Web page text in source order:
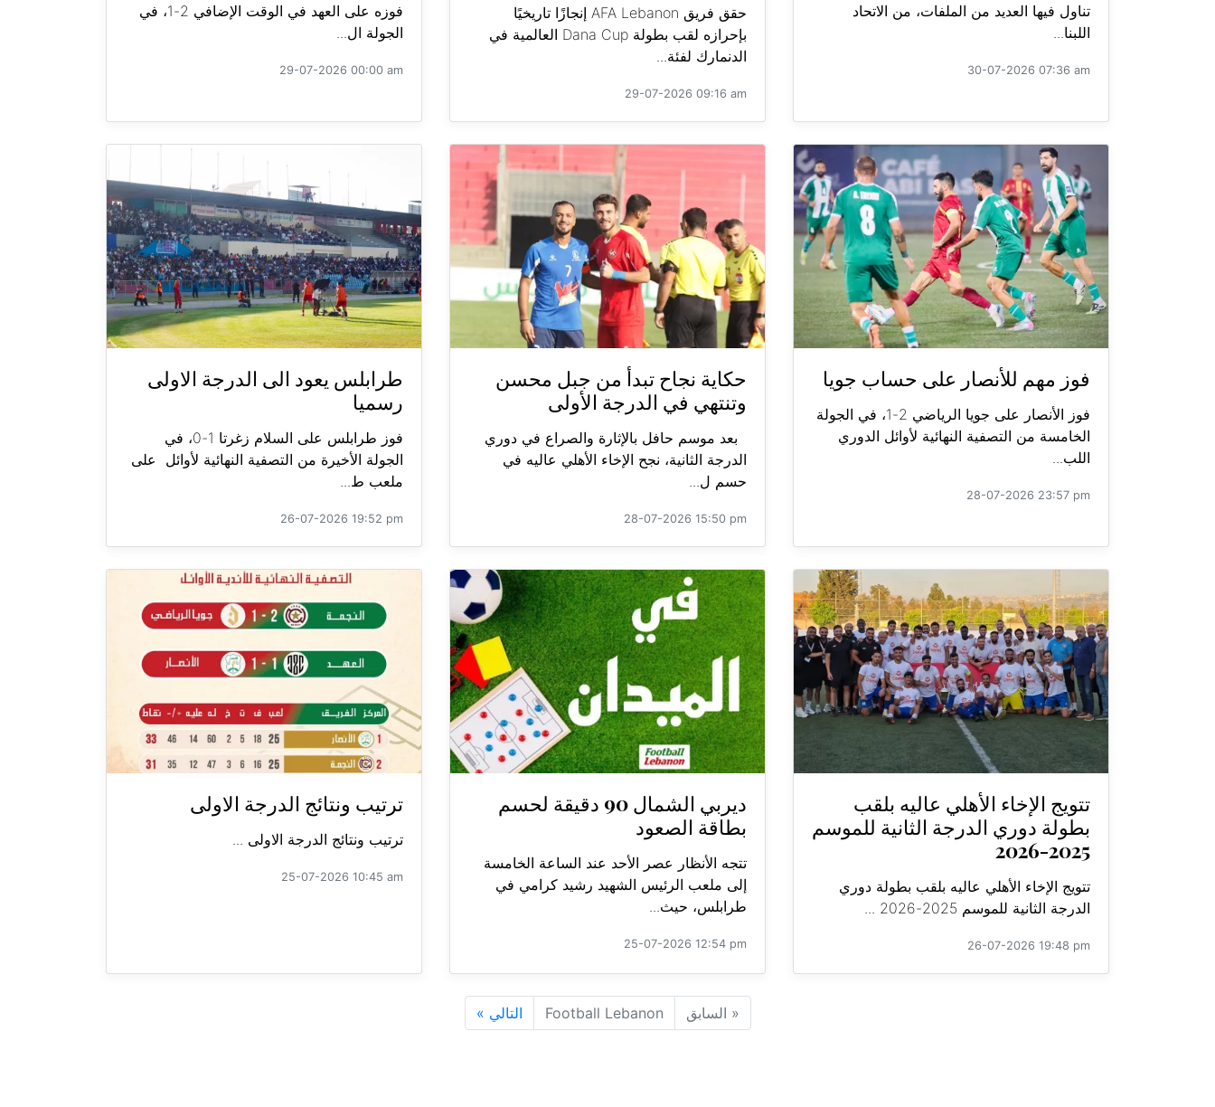
تناول فيها العديد من الملفات، من الاتحاد
اللبنا...
30-07-2026 07:36 am
حقق فريق AFA Lebanon إنجازًا تاريخيًا
بإحرازه لقب بطولة Dana Cup العالمية في
الدنمارك لفئة...
29-07-2026 09:16 am
فوزه على العهد في الوقت الإضافي 2-1، في
الجولة ال...
29-07-2026 00:00 am
فوز مهم للأنصار على حساب جويا
فوز الأنصار على جويا الرياضي 2-1، في الجولة
الخامسة من التصفية النهائية لأوائل الدوري
اللب...
28-07-2026 23:57 pm
حكاية نجاح تبدأ من جبل محسن
وتنتهي في الدرجة الأولى
بعد موسم حافل بالإثارة والصراع في دوري
الدرجة الثانية، نجح الإخاء الأهلي عاليه في
حسم ل...
28-07-2026 15:50 pm
طرابلس يعود الى الدرجة الاولى
رسميا
فوز طرابلس على السلام زغرتا 1-0، في
الجولة الأخيرة من التصفية النهائية لأوائل على
ملعب ط...
26-07-2026 19:52 pm
تتويج الإخاء الأهلي عاليه بلقب
بطولة دوري الدرجة الثانية للموسم
2025-2026
تتويج الإخاء الأهلي عاليه بلقب بطولة دوري
الدرجة الثانية للموسم 2025-2026 ...
26-07-2026 19:48 pm
ديربي الشمال 90 دقيقة لحسم
بطاقة الصعود
تتجه الأنظار عصر الأحد عند الساعة الخامسة
إلى ملعب الرئيس الشهيد رشيد كرامي في
طرابلس، حيث...
25-07-2026 12:54 pm
ترتيب ونتائج الدرجة الاولى
ترتيب ونتائج الدرجة الاولى ...
25-07-2026 10:45 am
« السابق Football Lebanon التالي »